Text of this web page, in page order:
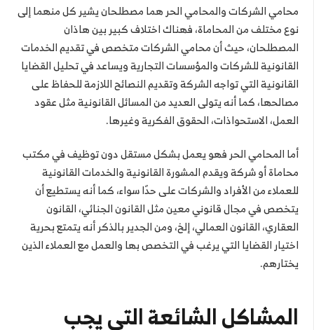
محامي الشركات والمحامي الحر هما مصطلحان يشير كل منهما إلى
نوع مختلف من المحاماة، فهناك اختلاف كبير بين هاذان
المصطلحان، حيث أن محامي الشركات متخصص في تقديم الخدمات
القانونية للشركات والمؤسسات التجارية ويساعد في تحليل القضايا
القانونية التي تواجه الشركة وتقديم النصائح اللازمة للحفاظ على
مصالحها، كما أنه يتولى العديد من المسائل القانونية مثل عقود
العمل، الاستحواذات، الحقوق الفكرية وغيرها.
أما المحامي الحر فهو يعمل بشكل مستقل دون توظيف في مكتب
محاماة أو شركة ويقدم المشورة القانونية والخدمات القانونية
للعملاء من الأفراد والشركات على حدًا سواء، كما أنه يستطيع أن
يتخصص في مجال قانوني معين مثل القانون الجنائي، القانون
العقاري، القانون العمالي، إلخ، ومن الجدير بالذكر أنه يتمتع بحرية
اختيار القضايا التي يرغب في التخصص بها والعمل مع العملاء الذين
يختارهم.
المشاكل الشائعة التي يجب